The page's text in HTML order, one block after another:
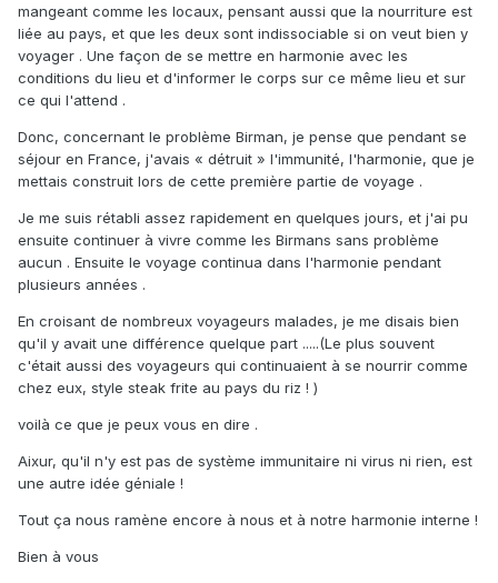
mangeant comme les locaux, pensant aussi que la nourriture est
liée au pays, et que les deux sont indissociable si on veut bien y
voyager . Une façon de se mettre en harmonie avec les
conditions du lieu et d'informer le corps sur ce même lieu et sur
ce qui l'attend .
Donc, concernant le problème Birman, je pense que pendant se
séjour en France, j'avais « détruit » l'immunité, l'harmonie, que je
mettais construit lors de cette première partie de voyage .
Je me suis rétabli assez rapidement en quelques jours, et j'ai pu
ensuite continuer à vivre comme les Birmans sans problème
aucun . Ensuite le voyage continua dans l'harmonie pendant
plusieurs années .
En croisant de nombreux voyageurs malades, je me disais bien
qu'il y avait une différence quelque part .....(Le plus souvent
c'était aussi des voyageurs qui continuaient à se nourrir comme
chez eux, style steak frite au pays du riz ! )
voilà ce que je peux vous en dire .
Aixur, qu'il n'y est pas de système immunitaire ni virus ni rien, est
une autre idée géniale !
Tout ça nous ramène encore à nous et à notre harmonie interne !
Bien à vous